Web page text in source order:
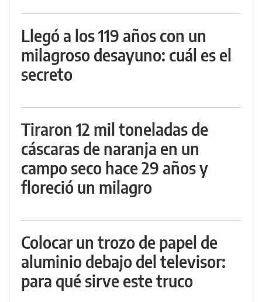
Llegó a los 119 años con un
milagroso desayuno: cuál es el
secreto
Tiraron 12 mil toneladas de
cáscaras de naranja en un
campo seco hace 29 años y
floreció un milagro
Colocar un trozo de papel de
aluminio debajo del televisor:
para qué sirve este truco